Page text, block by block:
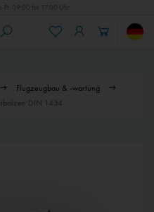
Fr. 09:00 bis 17:00 Uhr
Flugzeugbau & -wartung
DIN 1434